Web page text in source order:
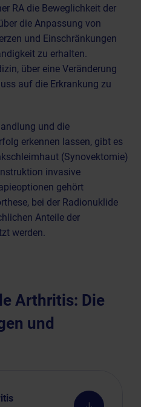
RA die Beweglichkeit der
die Anpassung von
und Einschränkungen
zu erhalten.
über eine Veränderung
auf die Erkrankung zu
und die
erkennen lassen, gibt es
(Synovektomie)
invasive
gehört
bei der Radionuklide
Anteile der
werden.
Arthritis: Die
und